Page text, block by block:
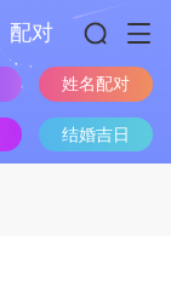
配对
姓名配对
结婚吉日